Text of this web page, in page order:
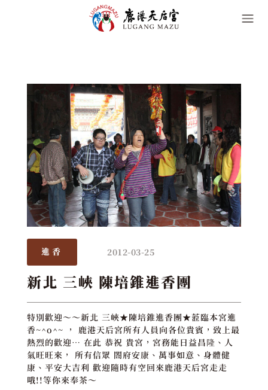
進香 2012-03-25
新北 三峽 陳培錐進香團
特別歡迎～～新北 三峽★陳培錐進香團★蒞臨本宮進
香~^o^~ ， 鹿港天后宮所有人員向各位貴賓，致上最
熱烈的歡迎… 在此 恭祝 貴宮，宮務能日益昌隆、人
氣旺旺來， 所有信眾 閤府安康、萬事如意、身體健
康、平安大吉利 歡迎隨時有空回來鹿港天后宮走走
哦!!等你來奉茶～